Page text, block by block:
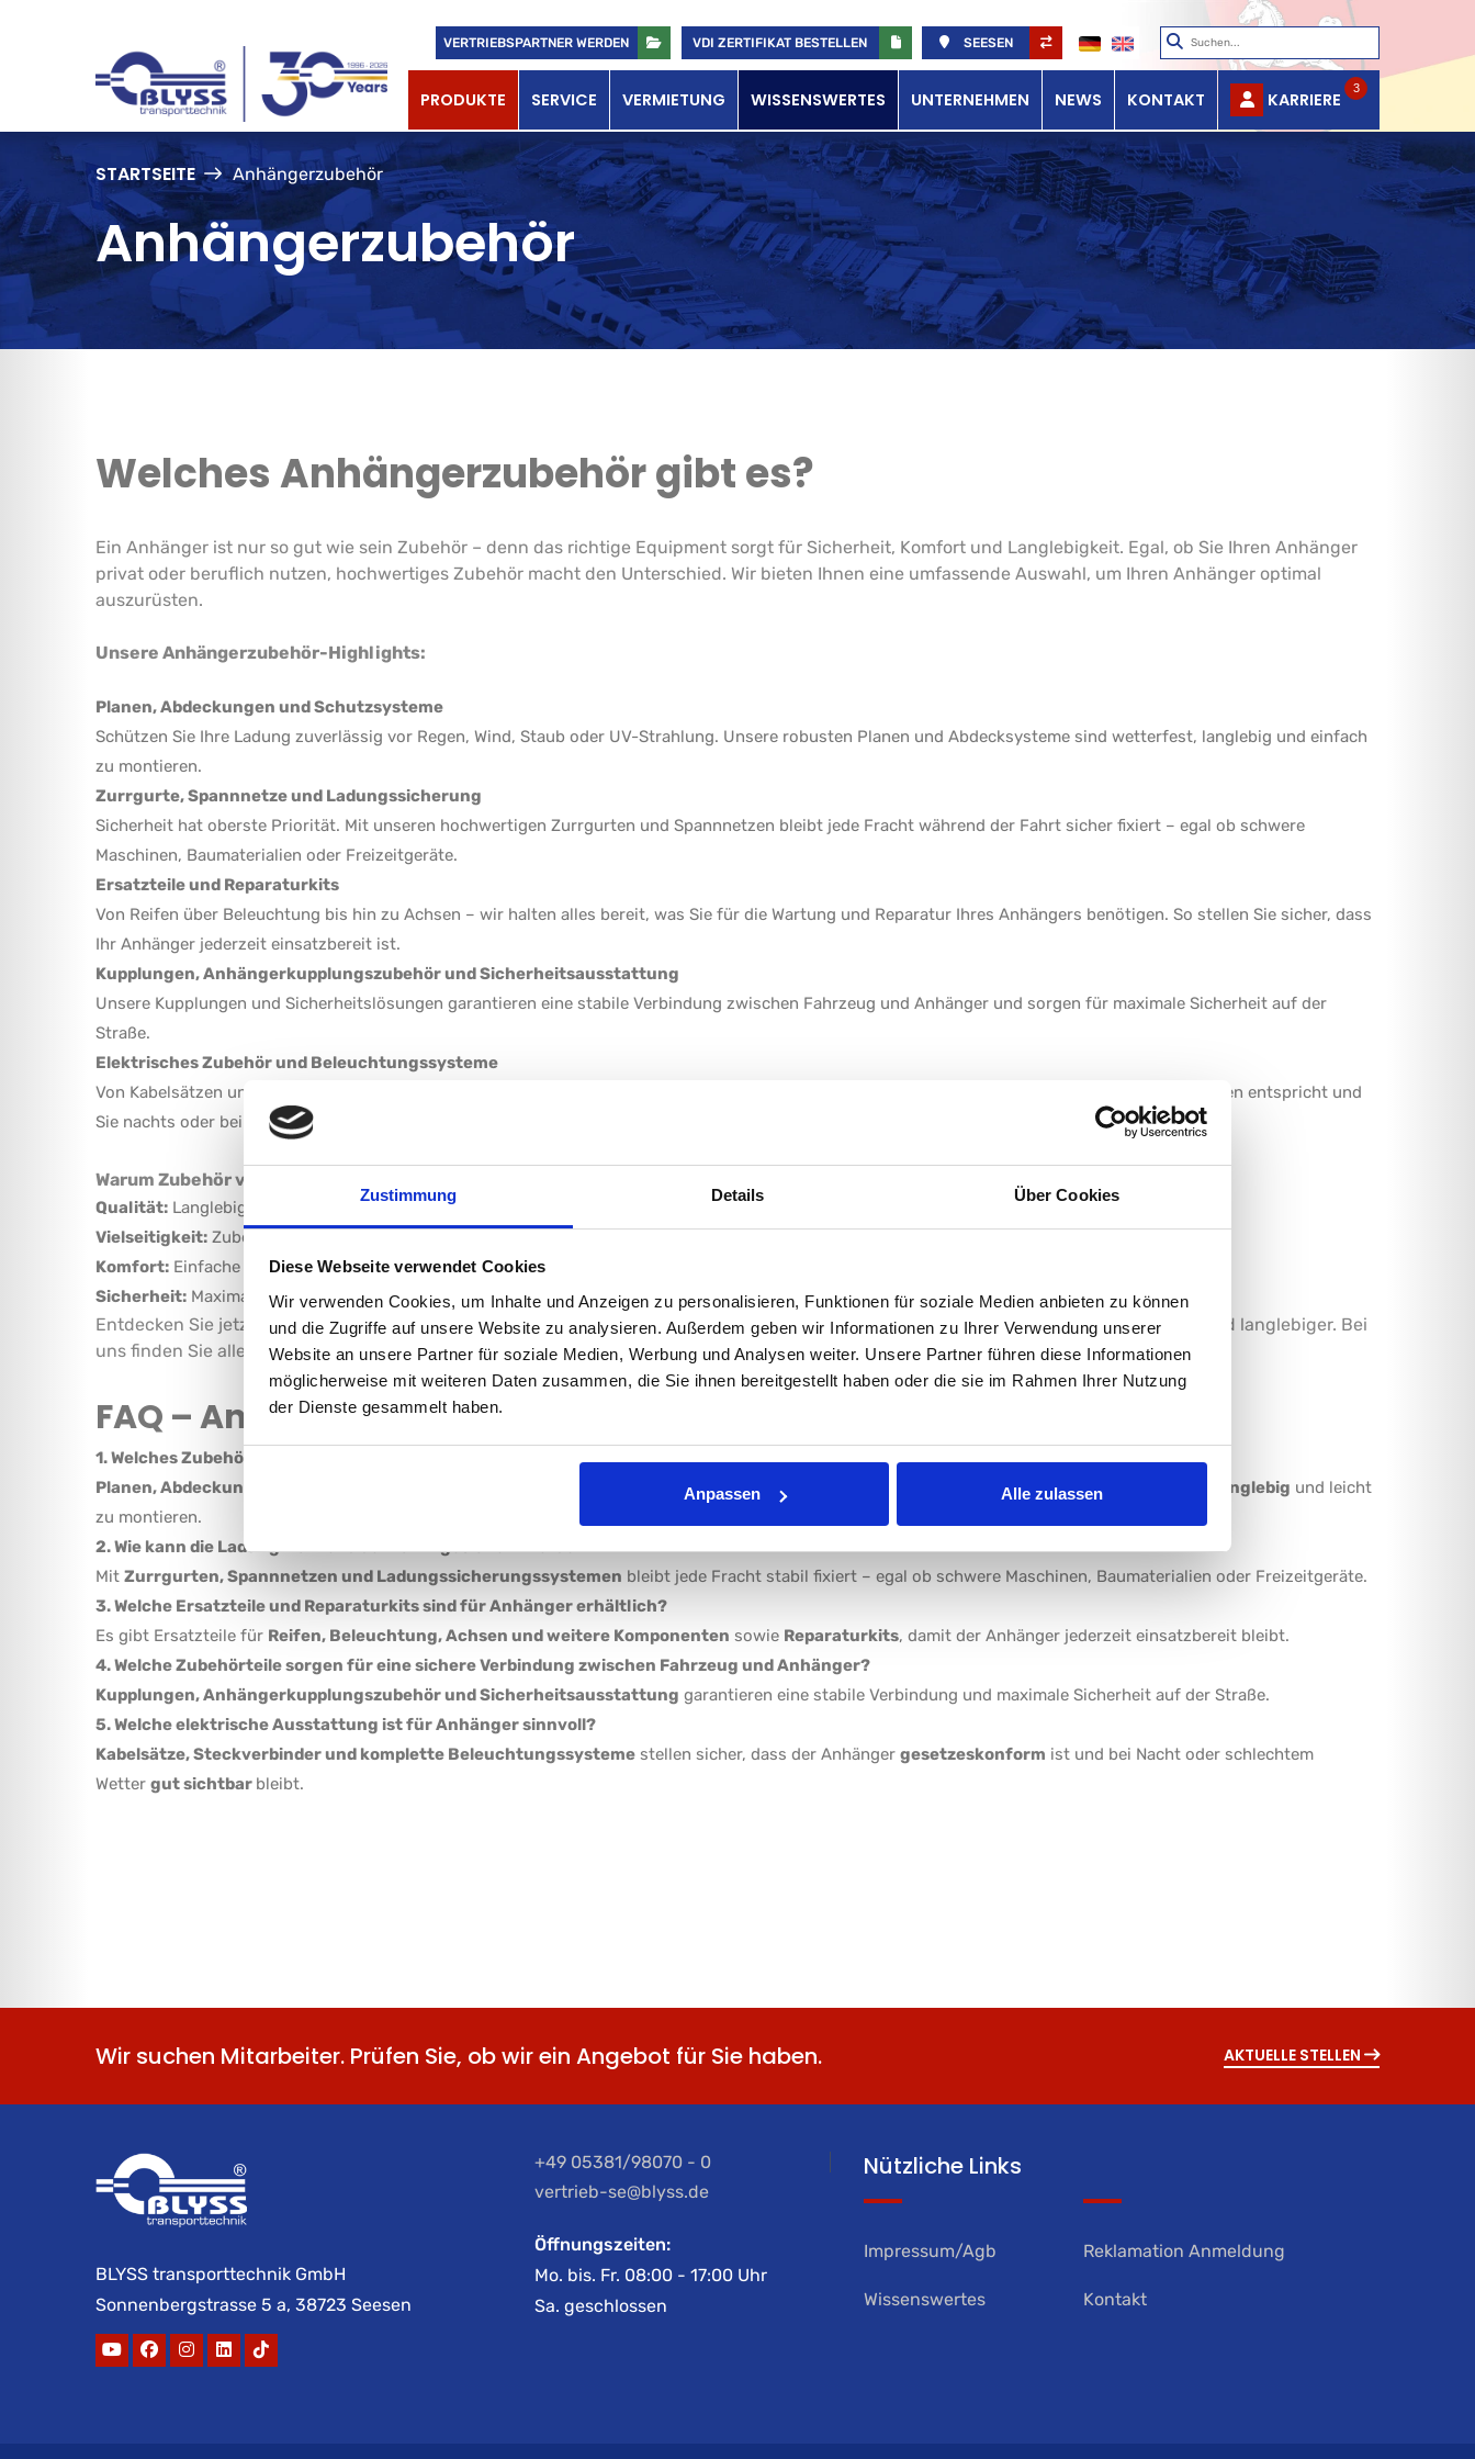
Zustimmung Details Über Cookies
Diese Webseite verwendet Cookies
Wir verwenden Cookies, um Inhalte und Anzeigen zu personalisieren, Funktionen für soziale Medien anbieten zu können
und die Zugriffe auf unsere Website zu analysieren. Außerdem geben wir Informationen zu Ihrer Verwendung unserer
Website an unsere Partner für soziale Medien, Werbung und Analysen weiter. Unsere Partner führen diese Informationen
möglicherweise mit weiteren Daten zusammen, die Sie ihnen bereitgestellt haben oder die sie im Rahmen Ihrer Nutzung
der Dienste gesammelt haben.
Anpassen Alle zulassen
VERTRIEBSPARTNER WERDEN VDI ZERTIFIKAT BESTELLEN SEESEN
PRODUKTE SERVICE VERMIETUNG WISSENSWERTES UNTERNEHMEN NEWS KONTAKT KARRIERE
3
STARTSEITE Anhängerzubehör
Anhängerzubehör
Welches Anhängerzubehör gibt es?
Ein Anhänger ist nur so gut wie sein Zubehör – denn das richtige Equipment sorgt für Sicherheit, Komfort und Langlebigkeit. Egal, ob Sie Ihren Anhänger
privat oder beruflich nutzen, hochwertiges Zubehör macht den Unterschied. Wir bieten Ihnen eine umfassende Auswahl, um Ihren Anhänger optimal
auszurüsten.
Unsere Anhängerzubehör-Highlights:
Planen, Abdeckungen und Schutzsysteme
Schützen Sie Ihre Ladung zuverlässig vor Regen, Wind, Staub oder UV-Strahlung. Unsere robusten Planen und Abdecksysteme sind wetterfest, langlebig und einfach
zu montieren.
Zurrgurte, Spannnetze und Ladungssicherung
Sicherheit hat oberste Priorität. Mit unseren hochwertigen Zurrgurten und Spannnetzen bleibt jede Fracht während der Fahrt sicher fixiert – egal ob schwere
Maschinen, Baumaterialien oder Freizeitgeräte.
Ersatzteile und Reparaturkits
Von Reifen über Beleuchtung bis hin zu Achsen – wir halten alles bereit, was Sie für die Wartung und Reparatur Ihres Anhängers benötigen. So stellen Sie sicher, dass
Ihr Anhänger jederzeit einsatzbereit ist.
Kupplungen, Anhängerkupplungszubehör und Sicherheitsausstattung
Unsere Kupplungen und Sicherheitslösungen garantieren eine stabile Verbindung zwischen Fahrzeug und Anhänger und sorgen für maximale Sicherheit auf der
Straße.
Elektrisches Zubehör und Beleuchtungssysteme
Von Kabelsätzen und Steckverbindern bis zu kompletten Beleuchtungssystemen – wir bieten alles, damit Ihr Anhänger den gesetzlichen Vorschriften entspricht und
Sie nachts oder bei schlechtem Wetter bestens sichtbar sind.
Warum Zubehör von uns?
Qualität: Langlebige Produkte von geprüften Herstellern.
Vielseitigkeit: Zubehör für alle Anhängertypen und Einsatzbereiche.
Komfort: Einfache Montage und Nutzung, damit Sie Zeit und Aufwand sparen.
Sicherheit: Maximale Sicherheit für Fahrer, Ladung und andere Verkehrsteilnehmer.
Entdecken Sie jetzt unser umfangreiches Sortiment an Anhängerzubehör und machen Sie Ihren Anhänger noch sicherer, funktionaler und langlebiger. Bei
uns finden Sie alles, was Sie für einen zuverlässigen Transport benötigen – von A wie Abdeckplane bis Z wie Zurrsystem.
FAQ – Anhängerzubehör
1. Welches Zubehör schützt die Ladung auf einem Anhänger?
Planen, Abdeckungen und Schutzsysteme
schützen die Ladung zuverlässig vorRegen, Wind, Staub und UV-Strahlung. Sie sind wetterfest, langlebig und leicht
zu montieren.
2. Wie kann die Ladung während der Fahrt gesichert werden?
Mit Zurrgurten, Spannnetzen und Ladungssicherungssystemen bleibt jede Fracht stabil fixiert – egal ob schwere Maschinen, Baumaterialien oder Freizeitgeräte.
3. Welche Ersatzteile und Reparaturkits sind für Anhänger erhältlich?
Es gibt Ersatzteile für Reifen, Beleuchtung, Achsen und weitere Komponenten sowie Reparaturkits, damit der Anhänger jederzeit einsatzbereit bleibt.
4. Welche Zubehörteile sorgen für eine sichere Verbindung zwischen Fahrzeug und Anhänger?
Kupplungen, Anhängerkupplungszubehör und Sicherheitsausstattung garantieren eine stabile Verbindung und maximale Sicherheit auf der Straße.
5. Welche elektrische Ausstattung ist für Anhänger sinnvoll?
Kabelsätze, Steckverbinder und komplette Beleuchtungssysteme stellen sicher, dass der Anhänger gesetzeskonform ist und bei Nacht oder schlechtem
Wetter gut sichtbar bleibt.
Wir suchen Mitarbeiter. Prüfen Sie, ob wir ein Angebot für Sie haben. AKTUELLE STELLEN
BLYSS transporttechnik GmbH
Sonnenbergstrasse 5 a, 38723 Seesen
+49 05381/98070 - 0
vertrieb-se@blyss.de
Öffnungszeiten:
Mo. bis. Fr. 08:00 - 17:00 Uhr
Sa. geschlossen
Nützliche Links
Impressum/Agb
Wissenswertes
Reklamation Anmeldung
Kontakt